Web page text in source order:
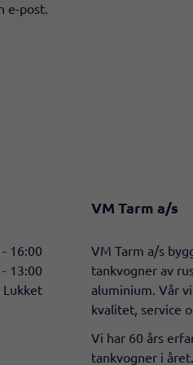
e-post.
16:00
13:00
Lukket
VM Tarm a/s
​VM Tarm a/s
tankvogner av
aluminium. Vår
kvalitet, service
Vi har 60 års
tankvogner i året.